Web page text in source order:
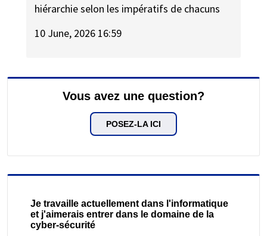
hiérarchie selon les impératifs de chacuns
10 June, 2026 16:59
Vous avez une question?
POSEZ-LA ICI
Je travaille actuellement dans l'informatique
et j'aimerais entrer dans le domaine de la
cyber-sécurité